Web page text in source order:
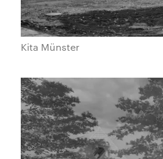
Kita Münster